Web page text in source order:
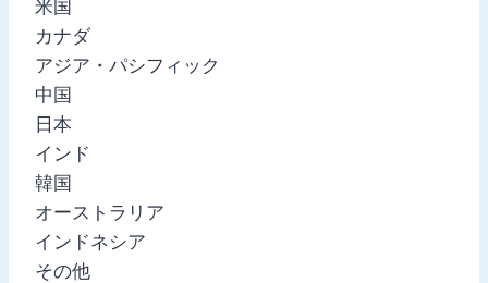
米国
カナダ
アジア・パシフィック
中国
日本
インド
韓国
オーストラリア
インドネシア
その他